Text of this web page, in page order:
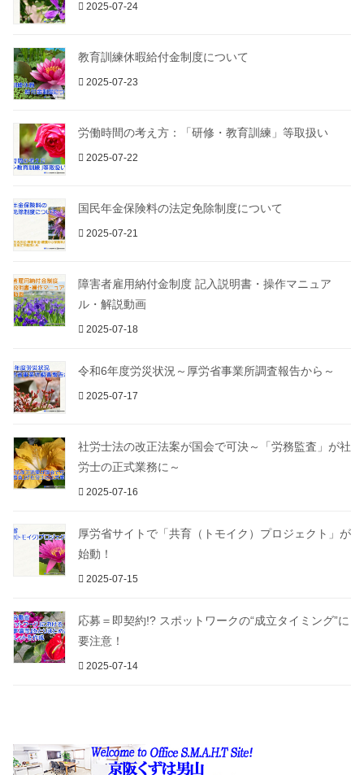
2025-07-24
教育訓練休暇給付金制度について
2025-07-23
労働時間の考え方：「研修・教育訓練」等取扱い
2025-07-22
国民年金保険料の法定免除制度について
2025-07-21
障害者雇用納付金制度 記入説明書・操作マニュア
ル・解説動画
2025-07-18
令和6年度労災状況～厚労省事業所調査報告から～
2025-07-17
社労士法の改正法案が国会で可決～「労務監査」が社
労士の正式業務に～
2025-07-16
厚労省サイトで「共育（トモイク）プロジェクト」が
始動！
2025-07-15
応募＝即契約!? スポットワークの“成立タイミング”に
要注意！
2025-07-14